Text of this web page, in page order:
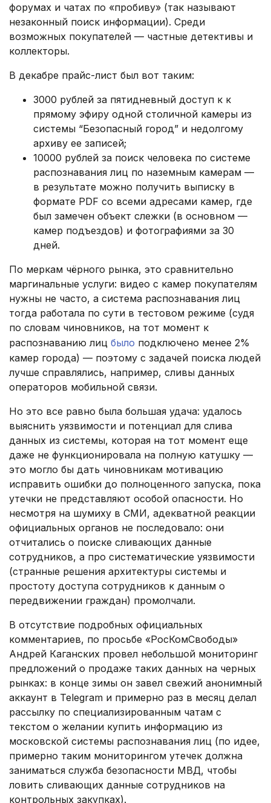
форумах и чатах по «пробиву» (так называют
незаконный поиск информации). Среди
возможных покупателей — частные детективы и
коллекторы.
В декабре прайс-лист был вот таким:
3000 рублей за пятидневный доступ к к
прямому эфиру одной столичной камеры из
системы “Безопасный город” и недолгому
архиву ее записей;
10000 рублей за поиск человека по системе
распознавания лиц по наземным камерам —
в результате можно получить выписку в
формате PDF со всеми адресами камер, где
был замечен объект слежки (в основном —
камер подъездов) и фотографиями за 30
дней.
По меркам чёрного рынка, это сравнительно
маргинальные услуги: видео с камер покупателям
нужны не часто, а система распознавания лиц
тогда работала по сути в тестовом режиме (судя
по словам чиновников, на тот момент к
распознаванию лиц было подключено менее 2%
камер города) — поэтому с задачей поиска людей
лучше справлялись, например, сливы данных
операторов мобильной связи.
Но это все равно была большая удача: удалось
выяснить уязвимости и потенциал для слива
данных из системы, которая на тот момент еще
даже не функционировала на полную катушку —
это могло бы дать чиновникам мотивацию
исправить ошибки до полноценного запуска, пока
утечки не представляют особой опасности. Но
несмотря на шумиху в СМИ, адекватной реакции
официальных органов не последовало: они
отчитались о поиске сливающих данные
сотрудников, а про систематические уязвимости
(странные решения архитектуры системы и
простоту доступа сотрудников к данным о
передвижении граждан) промолчали.
В отсутствие подробных официальных
комментариев, по просьбе «РосКомСвободы»
Андрей Каганских провел небольшой мониторинг
предложений о продаже таких данных на черных
рынках: в конце зимы он завел свежий анонимный
аккаунт в Telegram и примерно раз в месяц делал
рассылку по специализированным чатам с
текстом о желании купить информацию из
московской системы распознавания лиц (по идее,
примерно таким мониторингом утечек должна
заниматься служба безопасности МВД, чтобы
ловить сливающих данные сотрудников на
контрольных закупках).